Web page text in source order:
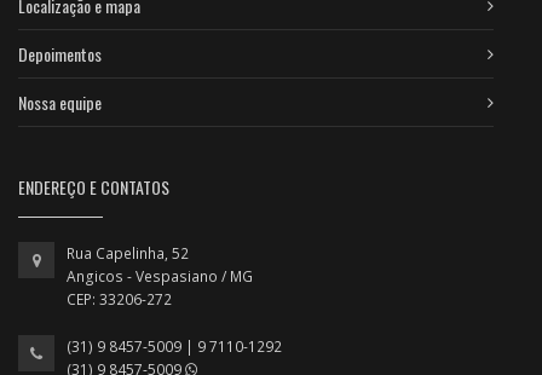
Localização e mapa
Depoimentos
Nossa equipe
ENDEREÇO E CONTATOS
Rua Capelinha, 52
Angicos - Vespasiano / MG
CEP: 33206-272
(31) 9 8457-5009 | 9 7110-1292
(31) 9 8457-5009